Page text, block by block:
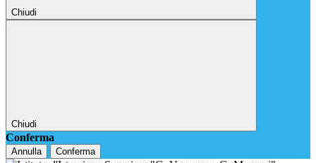
Chiudi
Chiudi
Conferma
Annulla Conferma